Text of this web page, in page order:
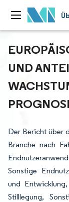
ND
Der Bericht über
Branche nach
Sonstige
und
Stilllegung,